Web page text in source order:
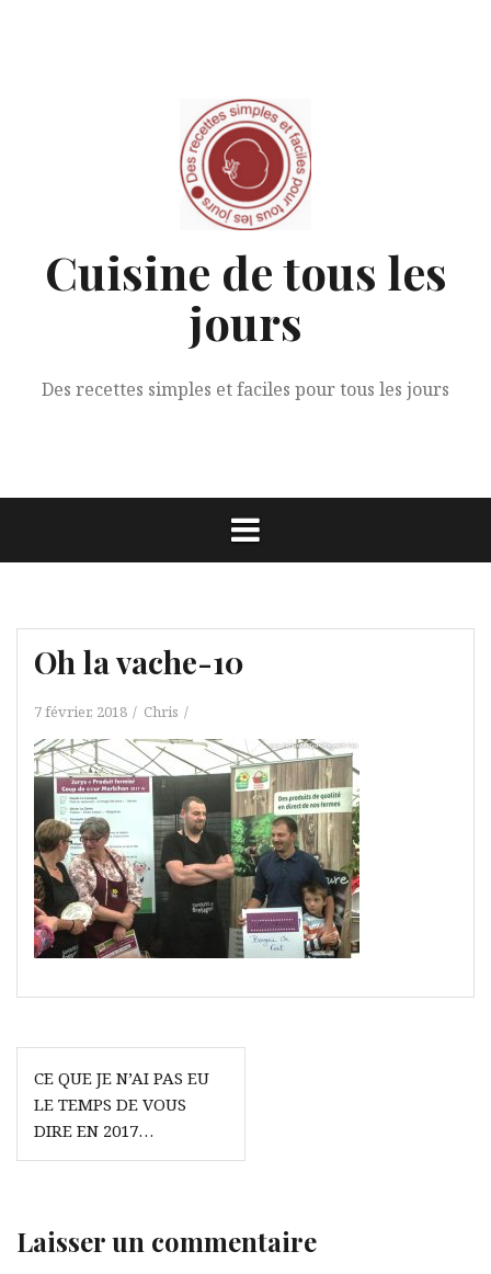
Cuisine de tous les
jours
Des recettes simples et faciles pour tous les jours
Oh la vache-10
7 février, 2018 Chris
Navigation
de
l’article
CE QUE JE N’AI PAS EU
LE TEMPS DE VOUS
DIRE EN 2017…
Laisser un commentaire